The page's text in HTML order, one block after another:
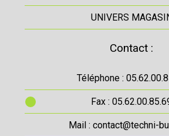
UNIVERS
Contact :
Téléphone :
Fax :
Mail : contact@techni-